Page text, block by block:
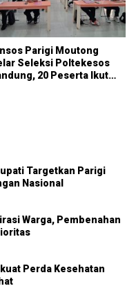
Parigi Moutong
Seleksi Poltekesos
20 Peserta Ikut
Targetkan Parigi
Nasional
Warga, Pembenahan
Perda Kesehatan